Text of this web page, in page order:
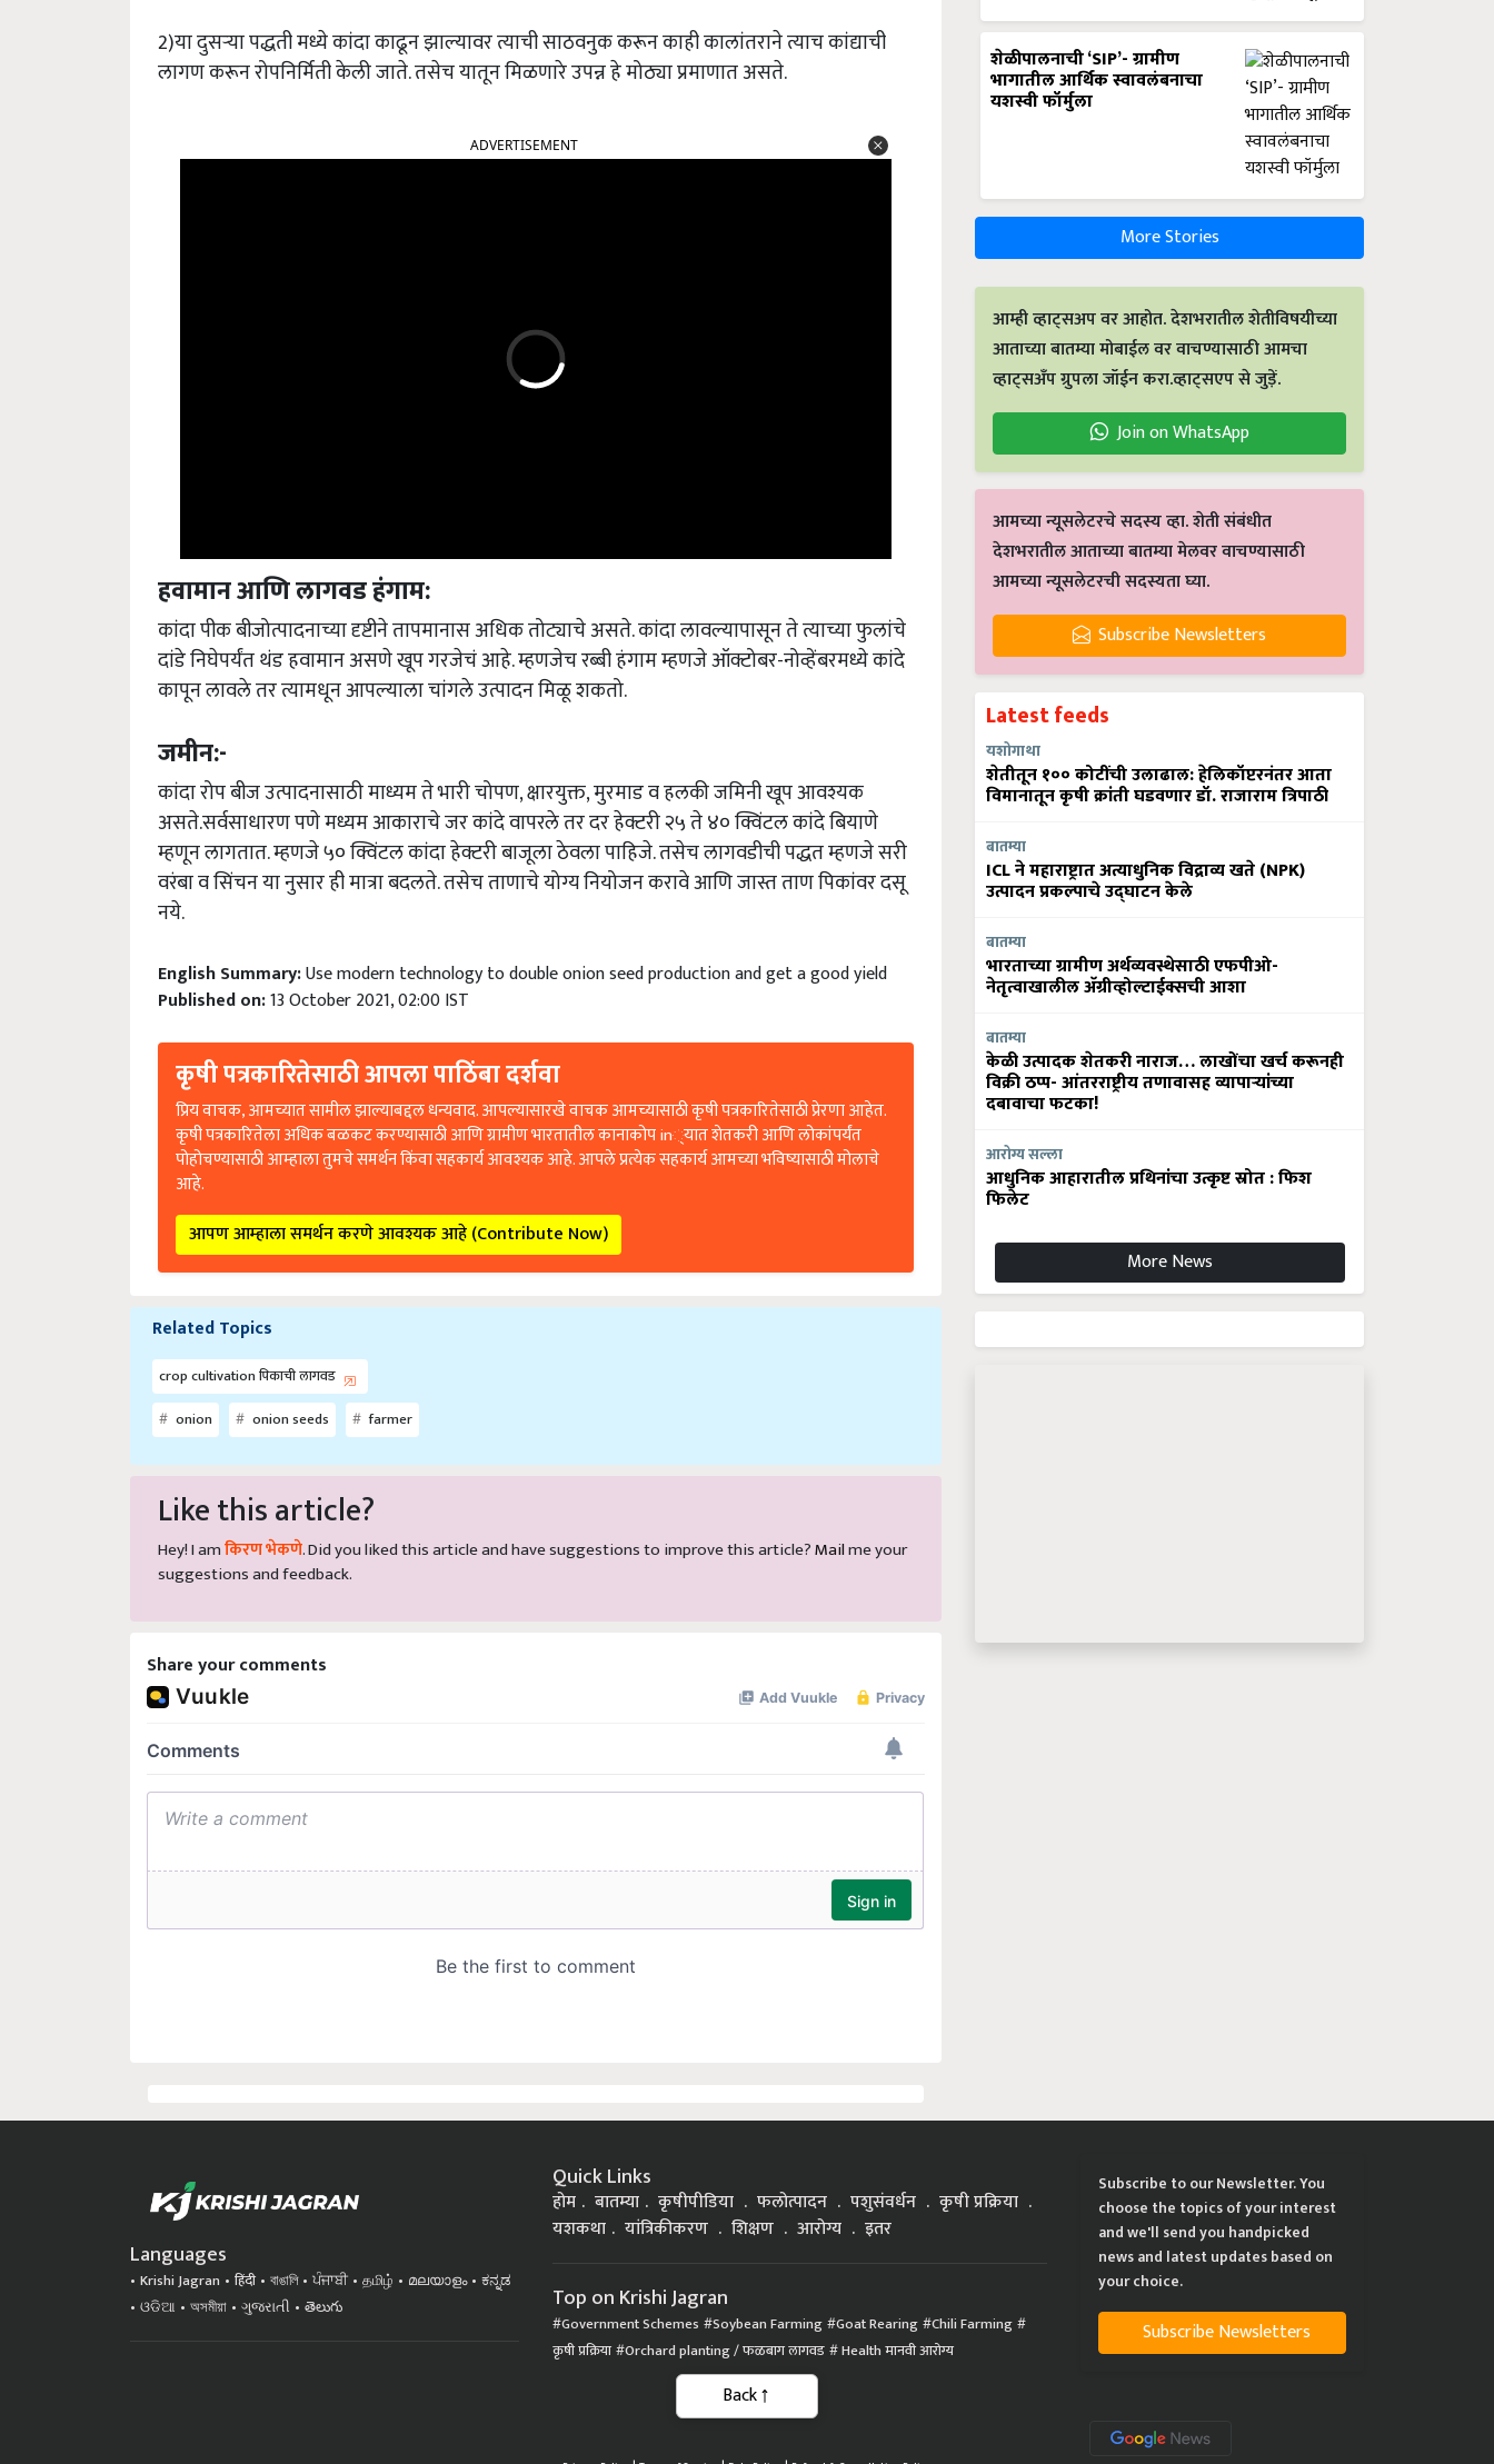
2)या दुसऱ्या पद्धती मध्ये कांदा काढून झाल्यावर त्याची साठवनुक करून काही कालांतराने त्याच कांद्याची
लागण करून रोपनिर्मिती केली जाते. तसेच यातून मिळणारे उपन्न हे मोठ्या प्रमाणात असते.
हवामान आणि लागवड हंगाम:
कांदा पीक बीजोत्पादनाच्या दृष्टीने तापमानास अधिक तोट्याचे असते. कांदा लावल्यापासून ते त्याच्या फुलांचे
दांडे निघेपर्यंत थंड हवामान असणे खूप गरजेचं आहे. म्हणजेच रब्बी हंगाम म्हणजे ऑक्टोबर-नोव्हेंबरमध्ये कांदे
कापून लावले तर त्यामधून आपल्याला चांगले उत्पादन मिळू शकतो.
जमीन:-
कांदा रोप बीज उत्पादनासाठी माध्यम ते भारी चोपण, क्षारयुक्त, मुरमाड व हलकी जमिनी खूप आवश्यक
असते.सर्वसाधारण पणे मध्यम आकाराचे जर कांदे वापरले तर दर हेक्टरी २५ ते ४० क्विंटल कांदे बियाणे
म्हणून लागतात. म्हणजे ५० क्विंटल कांदा हेक्टरी बाजूला ठेवला पाहिजे. तसेच लागवडीची पद्धत म्हणजे सरी
वरंबा व सिंचन या नुसार ही मात्रा बदलते. तसेच ताणाचे योग्य नियोजन करावे आणि जास्त ताण पिकांवर दसू
नये.
English Summary:Use modern technology to double onion seed production and get a good yield
Published on:13 October 2021, 02:00 IST
कृषी पत्रकारितेसाठी आपला पाठिंबा दर्शवा
प्रिय वाचक, आमच्यात सामील झाल्याबद्दल धन्यवाद. आपल्यासारखे वाचक आमच्यासाठी कृषी पत्रकारितेसाठी प्रेरणा आहेत.
कृषी पत्रकारितेला अधिक बळकट करण्यासाठी आणि ग्रामीण भारतातील कानाकोप in्यात शेतकरी आणि लोकांपर्यंत
पोहोचण्यासाठी आम्हाला तुमचे समर्थन किंवा सहकार्य आवश्यक आहे. आपले प्रत्येक सहकार्य आमच्या भविष्यासाठी मोलाचे
आहे.
आपण आम्हाला समर्थन करणे आवश्यक आहे (Contribute Now)
Related Topics
crop cultivation पिकाची लागवड
onion
onion seeds farmer
Like this article?
Hey! I am किरण भेकणे . Did you liked this article and have suggestions to improve this article? Mail
suggestions and feedback.
Share your comments
शेळीपालनाची ‘SIP’- ग्रामीण
भागातील आर्थिक स्वावलंबनाचा
यशस्वी फॉर्मुला
More Stories
आम्ही व्हाट्सअप वर आहोत. देशभरातील शेतीविषयीच्या
आताच्या बातम्या मोबाईल वर वाचण्यासाठी आमचा
व्हाट्सअँप ग्रुपला जॉईन करा.व्हाट्सएप से जुड़ें.
Join on WhatsApp
आमच्या न्यूसलेटरचे सदस्य व्हा. शेती संबंधीत
देशभरातील आताच्या बातम्या मेलवर वाचण्यासाठी
आमच्या न्यूसलेटरची सदस्यता घ्या.
Subscribe Newsletters
Latest feeds
यशोगाथा
शेतीतून १०० कोटींची उलाढाल: हेलिकॉप्टरनंतर आता
विमानातून कृषी क्रांती घडवणार डॉ. राजाराम त्रिपाठी
बातम्या
ICL ने महाराष्ट्रात अत्याधुनिक विद्राव्य खते (NPK)
उत्पादन प्रकल्पाचे उद्घाटन केले
बातम्या
भारताच्या ग्रामीण अर्थव्यवस्थेसाठी एफपीओ-
नेतृत्वाखालील अ‍ॅग्रीव्होल्टाईक्सची आशा
बातम्या
केळी उत्पादक शेतकरी नाराज… लाखोंचा खर्च करूनही
विक्री ठप्प- आंतरराष्ट्रीय तणावासह व्यापाऱ्यांच्या
दबावाचा फटका!
आरोग्य सल्ला
आधुनिक आहारातील प्रथिनांचा उत्कृष्ट स्रोत : फिश
फिलेट
More News
Languages
Krishi Jagran हिंदी বাঙালি ਪੰਜਾਬੀ தமிழ் മലയാളം
ಕನ್ನಡ
ଓଡିଆ
অসমীয়া ગુજરાતી తెలుగు
Quick Links
होम बातम्या कृषीपीडिया फलोत्पादन पशुसंवर्धन
कृषी प्रक्रिया
यशकथा
यांत्रिकीकरण शिक्षण आरोग्य इतर
Top on Krishi Jagran
Government Schemes Soybean Farming Goat Rearing
Chili Farming
कृषी प्रक्रिया
Orchard planting / फळबाग लागवड Health मानवी आरोग्य
Subscribe to our Newsletter. You
choose the topics of your interest
and we'll send you handpicked
news and latest updates based on
your choice.
Subscribe Newsletters
| | |
Back